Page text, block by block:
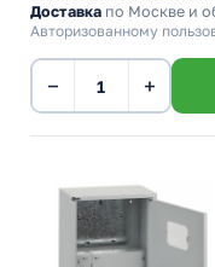
Доставка по Москве и
Авторизованному
− +